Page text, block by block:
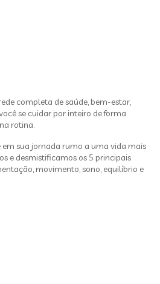
completa de saúde, bem-estar,
se cuidar por inteiro de forma
rotina.
sua jornada rumo a uma vida mais
e desmistificamos os 5 principais
movimento, sono, equilíbrio e